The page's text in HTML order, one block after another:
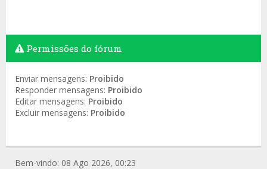
Permissões do fórum
Enviar mensagens: Proibido
Responder mensagens: Proibido
Editar mensagens: Proibido
Excluir mensagens: Proibido
Bem-vindo: 08 Ago 2026, 00:23